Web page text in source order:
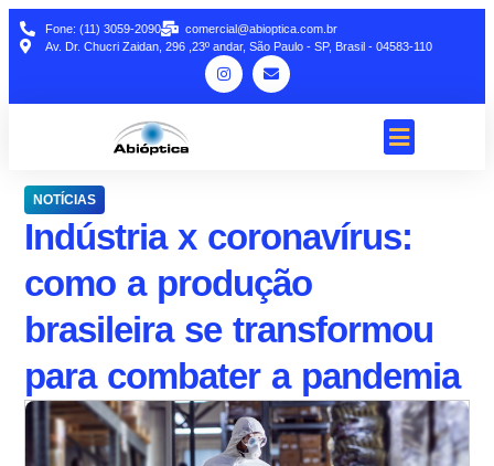
Fone: (11) 3059-2090
comercial@abioptica.com.br
Av. Dr. Chucri Zaidan, 296 ,23º andar, São Paulo - SP, Brasil - 04583-110
NOTÍCIAS
Indústria x coronavírus:
como a produção
brasileira se transformou
para combater a pandemia